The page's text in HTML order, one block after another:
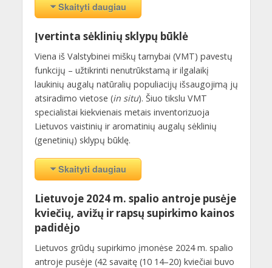
Skaityti daugiau
Įvertinta sėklinių sklypų būklė
Viena iš Valstybinei miškų tarnybai (VMT) pavestų
funkcijų – užtikrinti nenutrūkstamą ir ilgalaikį
laukinių augalų natūralių populiacijų išsaugojimą jų
atsiradimo vietose (in situ). Šiuo tikslu VMT
specialistai kiekvienais metais inventorizuoja
Lietuvos vaistinių ir aromatinių augalų sėklinių
(genetinių) sklypų būklę.
Skaityti daugiau
Lietuvoje 2024 m. spalio antroje pusėje
kviečių, avižų ir rapsų supirkimo kainos
padidėjo
Lietuvos grūdų supirkimo įmonėse 2024 m. spalio
antroje pusėje (42 savaitę (10 14–20) kviečiai buvo